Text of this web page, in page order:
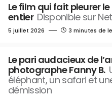
Le film qui fait pleurer
entier Disponible sur
5 juillet 2026 3 minutes de
Le pari audacieux de
photographe Fanny B.
éléphant, un safari et
démission